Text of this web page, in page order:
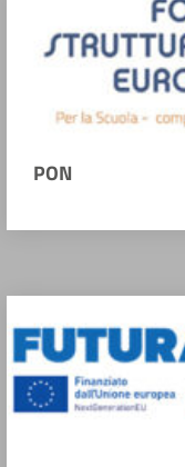
PON